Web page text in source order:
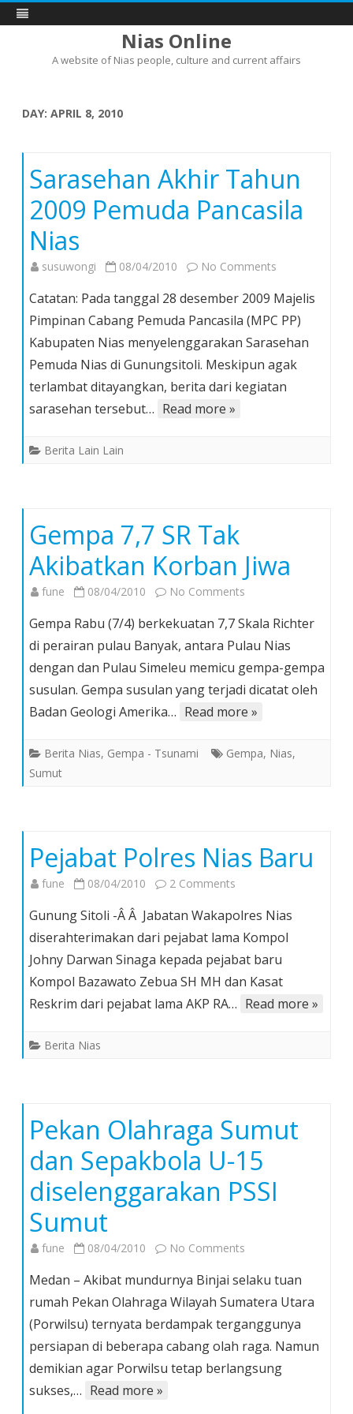
Nias Online
A website of Nias people, culture and current affairs
DAY: APRIL 8, 2010
Sarasehan Akhir Tahun
2009 Pemuda Pancasila
Nias
susuwongi 08/04/2010 No Comments
Akhir
Tahun
2009
Pemuda
Pancasila
Catatan: Pada tanggal 28 desember 2009 Majelis
Pimpinan Cabang Pemuda Pancasila (MPC PP)
Kabupaten Nias menyelenggarakan Sarasehan
Pemuda Nias di Gunungsitoli. Meskipun agak
terlambat ditayangkan, berita dari kegiatan
sarasehan tersebut… Read more »
Berita Lain Lain
Gempa 7,7 SR Tak
Akibatkan Korban Jiwa
fune 08/04/2010 No Comments
7,7
SR
Tak
Akibatkan
Korban
Gempa Rabu (7/4) berkekuatan 7,7 Skala Richter
di perairan pulau Banyak, antara Pulau Nias
dengan dan Pulau Simeleu memicu gempa-gempa
susulan. Gempa susulan yang terjadi dicatat oleh
Badan Geologi Amerika… Read more »
Berita Nias, Gempa - Tsunami Gempa, Nias,
Sumut
Pejabat Polres Nias Baru
fune 08/04/2010 2 Comments
Polres
Nias
Baru
Gunung Sitoli -Â Â Jabatan Wakapolres Nias
diserahterimakan dari pejabat lama Kompol
Johny Darwan Sinaga kepada pejabat baru
Kompol Bazawato Zebua SH MH dan Kasat
Reskrim dari pejabat lama AKP RA… Read more »
Berita Nias
Pekan Olahraga Sumut
dan Sepakbola U-15
diselenggarakan PSSI
Sumut
fune 08/04/2010 No Comments
Olahraga
Sumut
dan
Sepakbola
U-
Medan – Akibat mundurnya Binjai selaku tuan
rumah Pekan Olahraga Wilayah Sumatera Utara
(Porwilsu) ternyata berdampak terganggunya
persiapan di beberapa cabang olah raga. Namun
demikian agar Porwilsu tetap berlangsung
sukses,… Read more »